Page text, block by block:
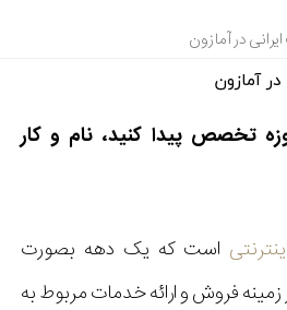
در آمازون
آمازون
تخصص پیدا کنید، نام و کار
است که یک دهه بصورت
فروش و ارائه خدمات مربوط به